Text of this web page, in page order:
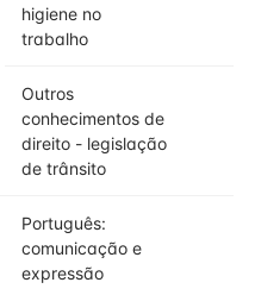
higiene no
trabalho
Outros
conhecimentos de
direito - legislação
de trânsito
Português:
comunicação e
expressão